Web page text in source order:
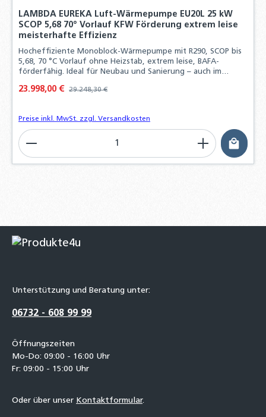
LAMBDA EUREKA Luft-Wärmepumpe EU20L 25 kW
SCOP 5,68 70° Vorlauf KFW Förderung extrem leise
meisterhafte Effizienz
Hocheffiziente Monoblock-Wärmepumpe mit R290, SCOP bis
5,68, 70 °C Vorlauf ohne Heizstab, extrem leise, BAFA-
förderfähig. Ideal für Neubau und Sanierung – auch im
Verkaufspreis:
23.998,00 € Regulärer Preis:
29.248,30 €
Preise inkl. MwSt. zzgl. Versandkosten
Produkt Anzahl: Gib den gewünschten Wert
Unterstützung und Beratung unter:
06732 - 608 99 99
Öffnungszeiten
Mo-Do: 09:00 - 16:00 Uhr
Fr: 09:00 - 15:00 Uhr
Oder über unser Kontaktformular.